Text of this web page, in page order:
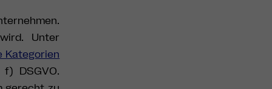
Unter
Kategorien
DSGVO.